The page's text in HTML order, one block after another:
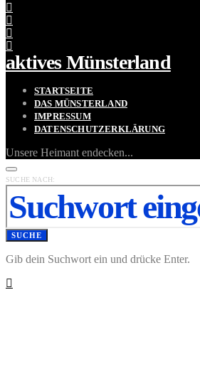
aktives Münsterland
STARTSEITE
DAS MÜNSTERLAND
IMPRESSUM
DATENSCHUTZERKLÄRUNG
Unsere Heimant endecken...
SUCHE NACH:
SUCHE
Gib dein Suchwort ein und drücke Enter.